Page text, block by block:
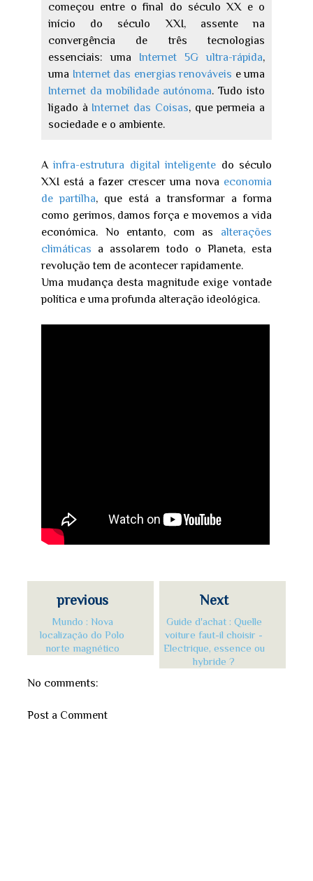
começou entre o final do século XX e o
início do século XXI, assente na
convergência de três tecnologias
essenciais: uma Internet 5G ultra-rápida,
uma Internet das energias renováveis e uma
Internet da mobilidade autónoma. Tudo isto
ligado à Internet das Coisas, que permeia a
sociedade e o ambiente.
Ainfra-estrutura digital inteligente do século
XXI está a fazer crescer uma nova economia
de partilha, que está a transformar a forma
como gerimos, damos força e movemos a vida
económica. No entanto, com as alterações
climáticas a assolarem todo o Planeta, esta
revolução tem de acontecer rapidamente.
Uma mudança desta magnitude exige vontade
política e uma profunda alteração ideológica.
Next
Guide d'achat : Quelle
voiture faut-il choisir -
Electrique, essence ou
hybride ?
previous
Mundo : Nova
localização do Polo
norte magnético
No comments:
Post a Comment